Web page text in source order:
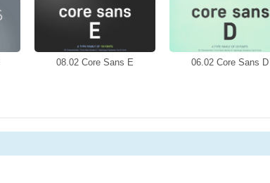
08.02 Core Sans E 06.02 Core Sans D